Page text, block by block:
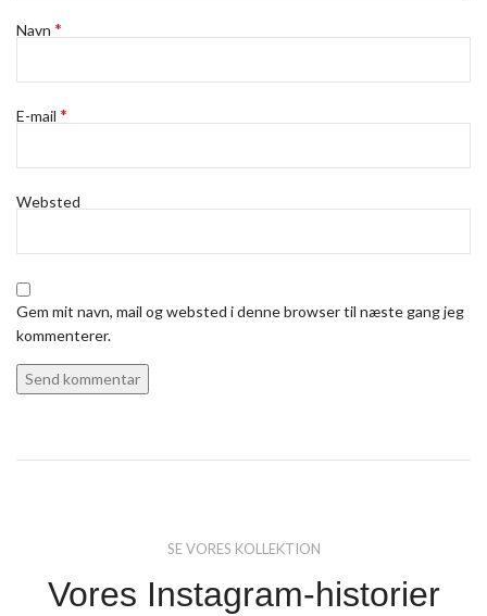
Navn *
E-mail *
Websted
Gem mit navn, mail og websted i denne browser til næste gang jeg
kommenterer.
SE VORES KOLLEKTION
Vores Instagram-historier